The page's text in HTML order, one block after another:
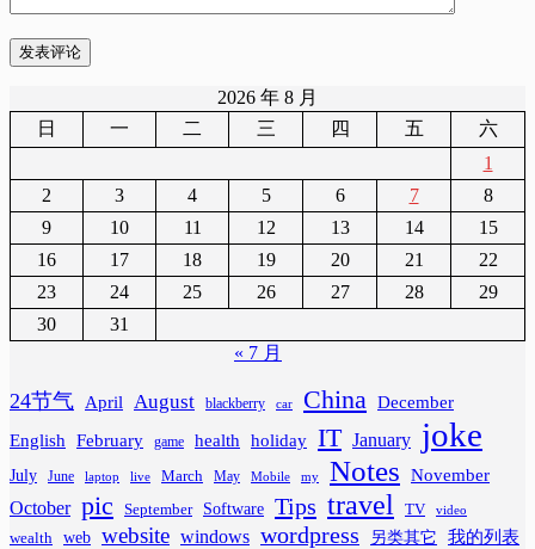
发表评论
2026 年 8 月
日
一 二 三 四 五
六
1
2
3 4 5 6 7
8
9
10 11 12 13 14
15
16
17 18 19 20 21
22
23
24 25 26 27 28
29
30
31
« 7 月
24节气 April August blackberry car China December
English
February game health holiday IT January joke
July June laptop live March May Mobile my Notes November
October pic September Software Tips travel TV video
wealth web website windows wordpress 另类其它 我的列表